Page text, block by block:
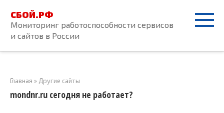
контенту
СБОЙ.РФ
Мониторинг работоспособности сервисов
и сайтов в России
Главная » Другие сайты
mondnr.ru сегодня не работает?